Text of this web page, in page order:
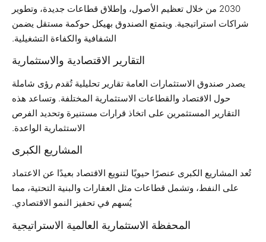
2030 من خلال تعظيم الأصول، وإطلاق قطاعات جديدة، وتطوير
شراكات استراتيجية. ويتمتع الصندوق بهيكل حوكمة مستقل يضمن
الشفافية والكفاءة التشغيلية.
التقارير الاقتصادية والاستثمارية
يصدر صندوق الاستثمارات العامة تقارير تحليلية تُقدم رؤى شاملة
حول الاقتصاد والقطاعات الاستثمارية المختلفة. وتساعد هذه
التقارير المستثمرين على اتخاذ قرارات مستنيرة وتحديد الفرص
الاستثمارية الواعدة.
المشاريع الكبرى
تُعد المشاريع الكبرى عنصرًا حيويًا لتنويع الاقتصاد بعيدًا عن الاعتماد
على النفط، وتشمل قطاعات مثل العقارات والبنية التحتية، مما
يُسهم في تحفيز النمو الاقتصادي.
المحفظة الاستثمارية العالمية الاستراتيجية